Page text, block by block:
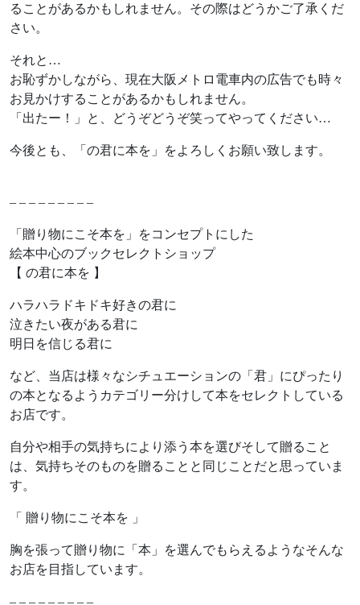
ることがあるかもしれません。その際はどうかご了承くだ
さい。
それと…
お恥ずかしながら、現在大阪メトロ電車内の広告でも時々
お見かけすることがあるかもしれません。
「出たー！」と、どうぞどうぞ笑ってやってください…
今後とも、「の君に本を」をよろしくお願い致します。
– – – – – – – – –
「贈り物にこそ本を」をコンセプトにした
絵本中心のブックセレクトショップ
【 の君に本を 】
ハラハラドキドキ好きの君に
泣きたい夜がある君に
明日を信じる君に
など、当店は様々なシチュエーションの「君」にぴったり
の本となるようカテゴリー分けして本をセレクトしている
お店です。
自分や相手の気持ちにより添う本を選びそして贈ること
は、気持ちそのものを贈ることと同じことだと思っていま
す。
「 贈り物にこそ本を 」
胸を張って贈り物に「本」を選んでもらえるようなそんな
お店を目指しています。
– – – – – – – – –